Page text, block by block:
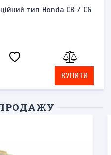
тип Honda CB / CG
КУПИТИ